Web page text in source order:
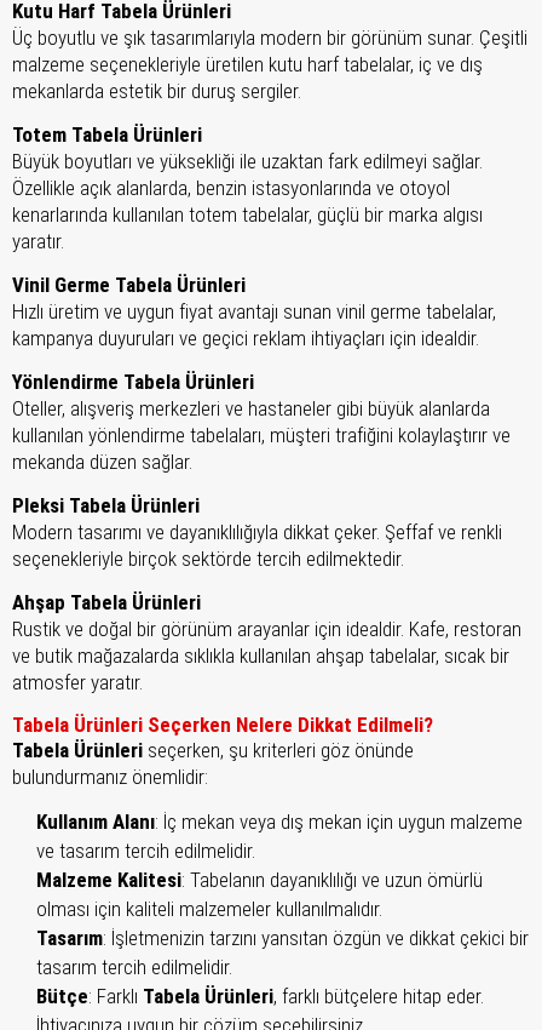
Kutu Harf Tabela Ürünleri
Üç boyutlu ve şık tasarımlarıyla modern bir görünüm sunar. Çeşitli
malzeme seçenekleriyle üretilen kutu harf tabelalar, iç ve dış
mekanlarda estetik bir duruş sergiler.
Totem Tabela Ürünleri
Büyük boyutları ve yüksekliği ile uzaktan fark edilmeyi sağlar.
Özellikle açık alanlarda, benzin istasyonlarında ve otoyol
kenarlarında kullanılan totem tabelalar, güçlü bir marka algısı
yaratır.
Vinil Germe Tabela Ürünleri
Hızlı üretim ve uygun fiyat avantajı sunan vinil germe tabelalar,
kampanya duyuruları ve geçici reklam ihtiyaçları için idealdir.
Yönlendirme Tabela Ürünleri
Oteller, alışveriş merkezleri ve hastaneler gibi büyük alanlarda
kullanılan yönlendirme tabelaları, müşteri trafiğini kolaylaştırır ve
mekanda düzen sağlar.
Pleksi Tabela Ürünleri
Modern tasarımı ve dayanıklılığıyla dikkat çeker. Şeffaf ve renkli
seçenekleriyle birçok sektörde tercih edilmektedir.
Ahşap Tabela Ürünleri
Rustik ve doğal bir görünüm arayanlar için idealdir. Kafe, restoran
ve butik mağazalarda sıklıkla kullanılan ahşap tabelalar, sıcak bir
atmosfer yaratır.
Tabela Ürünleri Seçerken Nelere Dikkat Edilmeli?
Tabela Ürünleri seçerken, şu kriterleri göz önünde
bulundurmanız önemlidir:
Kullanım Alanı: İç mekan veya dış mekan için uygun malzeme
ve tasarım tercih edilmelidir.
Malzeme Kalitesi: Tabelanın dayanıklılığı ve uzun ömürlü
olması için kaliteli malzemeler kullanılmalıdır.
Tasarım: İşletmenizin tarzını yansıtan özgün ve dikkat çekici bir
tasarım tercih edilmelidir.
Bütçe: Farklı Tabela Ürünleri, farklı bütçelere hitap eder.